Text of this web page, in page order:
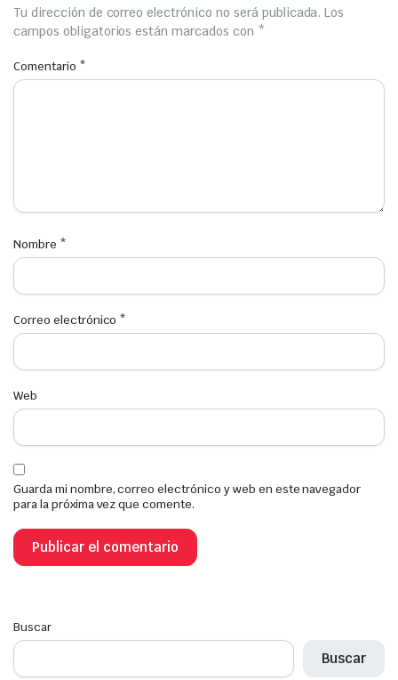
Tu dirección de correo electrónico no será publicada. Los
campos obligatorios están marcados con *
Comentario *
Nombre *
Correo electrónico *
Web
Guarda mi nombre, correo electrónico y web en este navegador
para la próxima vez que comente.
Buscar
Buscar